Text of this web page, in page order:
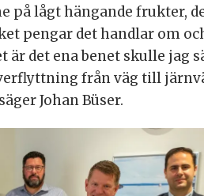
på lågt hängande frukter,
pengar det handlar om
är det ena benet skulle jag
från väg till
Johan Büser.